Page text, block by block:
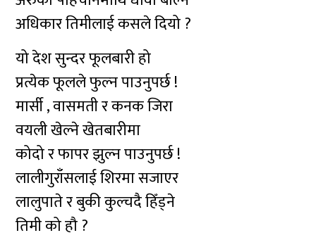
अधिकार तिमीलाई कसले दियो ?
यो देश सुन्दर फूलबारी हो
प्रत्येक फूलले फुल्न पाउनुपर्छ !
मार्सी , वासमती र कनक जिरा
वयली खेल्ने खेतबारीमा
कोदो र फापर झुल्न पाउनुपर्छ !
लालीगुराँसलाई शिरमा सजाएर
लालुपाते र बुकी कुल्चदै हिँड्ने
तिमी को हौ ?